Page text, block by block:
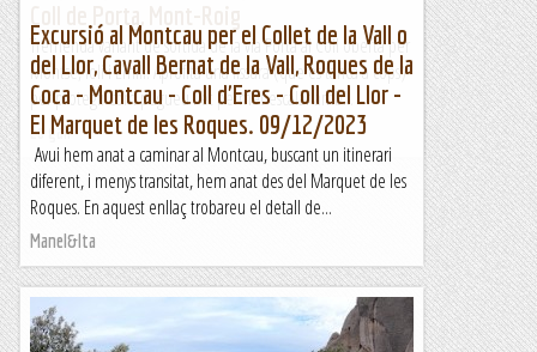
Tremenda variant de sortida de la via Porta al Coll oberta per
Montse, Ioli i Emili. Aprofita una fissura (que es tanca a cops)
per protegir com pugueu i et permet escalar amb...
Lo gall
Excursió al Montcau per el Collet de la Vall o
del Llor, Cavall Bernat de la Vall, Roques de la
Coca - Montcau - Coll d'Eres - Coll del Llor -
El Marquet de les Roques. 09/12/2023
Avui hem anat a caminar al Montcau, buscant un itinerari
diferent, i menys transitat, hem anat des del Marquet de les
Roques. En aquest enllaç trobareu el detall de...
Manel&Ita